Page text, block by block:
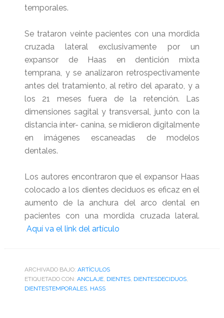
temporales.
Se trataron veinte pacientes con una mordida
cruzada lateral exclusivamente por un
expansor de Haas en dentición mixta
temprana, y se analizaron retrospectivamente
antes del tratamiento, al retiro del aparato, y a
los 21 meses fuera de la retención. Las
dimensiones sagital y transversal, junto con la
distancia ínter- canina, se midieron digitalmente
en imágenes escaneadas de modelos
dentales.
Los autores encontraron que el expansor Haas
colocado a los dientes deciduos es eficaz en el
aumento de la anchura del arco dental en
pacientes con una mordida cruzada lateral.
Aquí va el link del artículo
ARCHIVADO BAJO: ARTÌCULOS
ETIQUETADO CON: ANCLAJE, DIENTES, DIENTESDECIDUOS,
DIENTESTEMPORALES, HASS